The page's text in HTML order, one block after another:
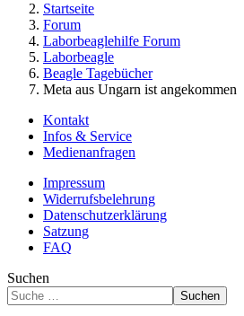
Startseite
Forum
Laborbeaglehilfe Forum
Laborbeagle
Beagle Tagebücher
Meta aus Ungarn ist angekommen
Kontakt
Infos & Service
Medienanfragen
Impressum
Widerrufsbelehrung
Datenschutzerklärung
Satzung
FAQ
Suchen
Suchen